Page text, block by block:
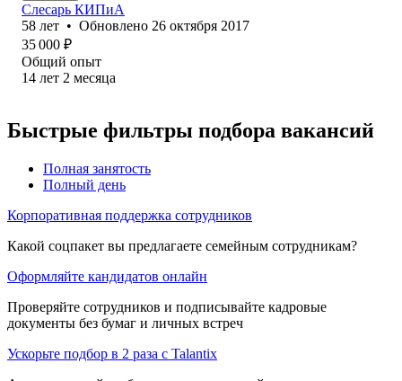
Слесарь КИПиА
58 лет • Обновлено 26 октября 2017
35 000 ₽
Общий опыт
14 лет 2 месяца
Быстрые фильтры подбора вакансий
Полная занятость
Полный день
Корпоративная поддержка сотрудников
Какой соцпакет вы предлагаете семейным сотрудникам?
Оформляйте кандидатов онлайн
Проверяйте сотрудников и подписывайте кадровые
документы без бумаг и личных встреч
Ускорьте подбор в 2 раза с Talantix